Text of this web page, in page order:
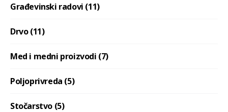
Građevinski radovi (11)
Drvo (11)
Med i medni proizvodi (7)
Poljoprivreda (5)
Stočarstvo (5)